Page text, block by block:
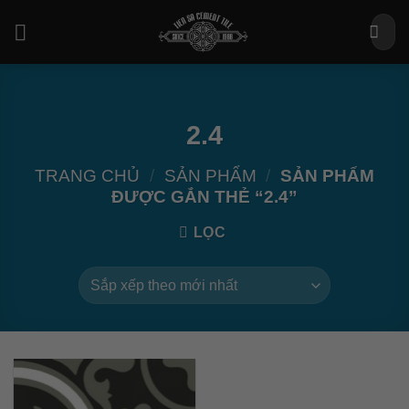
Tìm
kiếm:
2.4
TRANG CHỦ / SẢN PHẨM / SẢN PHẨM
ĐƯỢC GẮN THẺ “2.4”
LỌC